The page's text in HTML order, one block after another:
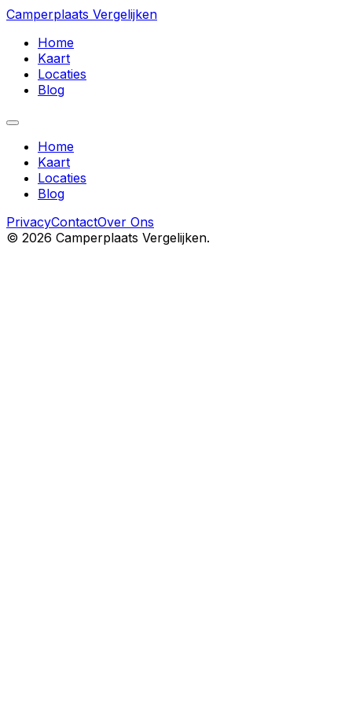
Camperplaats Vergelijken
Home
Kaart
Locaties
Blog
Home
Kaart
Locaties
Blog
PrivacyContactOver Ons
© 2026 Camperplaats Vergelijken.